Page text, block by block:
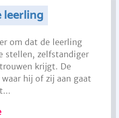
leerling
om dat de leerling
stellen, zelfstandiger
krijgt. De
hij of zij aan gaat